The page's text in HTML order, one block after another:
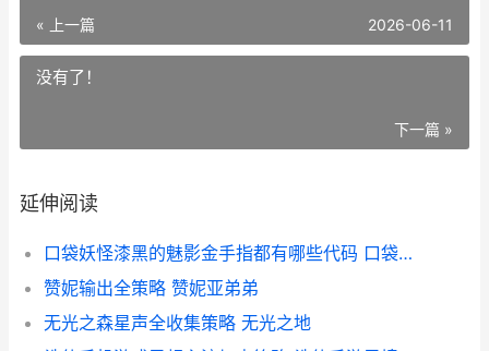
« 上一篇 2026-06-11
没有了！
下一篇 »
延伸阅读
口袋妖怪漆黑的魅影金手指都有哪些代码 口袋妖怪漆黑的魅影下载
赞妮输出全策略 赞妮亚弟弟
无光之森星声全收集策略 无光之地